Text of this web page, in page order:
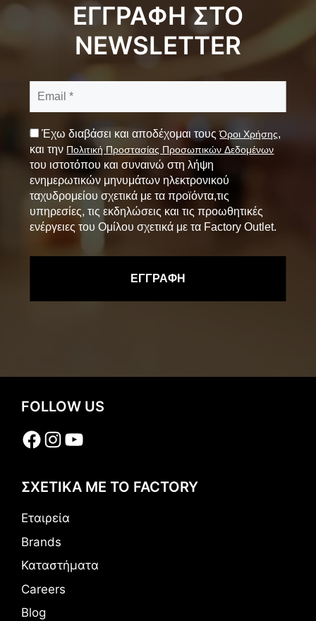
ΕΓΓΡΑΦΗ ΣΤΟ
NEWSLETTER
Έχω διαβάσει και αποδέχομαι τουςΌροι Χρήσης,
και την Πολιτική Προστασίας Προσωπικών Δεδομένων
του ιστοτόπου και συναινώ στη λήψη
ενημερωτικών μηνυμάτων ηλεκτρονικού
ταχυδρομείου σχετικά με τα προϊόντα,τις
υπηρεσίες, τις εκδηλώσεις και τις προωθητικές
ενέργειες του Ομίλου σχετικά με τα Factory Outlet.
FOLLOW US
Facebook
Instagram
YouTube
ΣΧΕΤΙΚΑ ΜΕ ΤΟ FACTORY
Εταιρεία
Brands
Καταστήματα
Careers
Blog